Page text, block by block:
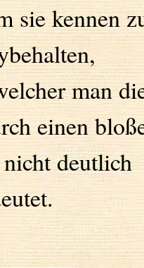
sie kennen
man
einen
deutlich